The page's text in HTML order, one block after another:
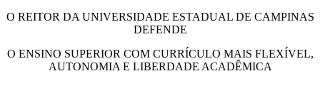
O REITOR DA UNIVERSIDADE ESTADUAL DE CAMPINAS
DEFENDE
O ENSINO SUPERIOR COM CURRÍCULO MAIS FLEXÍVEL,
AUTONOMIA E LIBERDADE ACADÊMICA